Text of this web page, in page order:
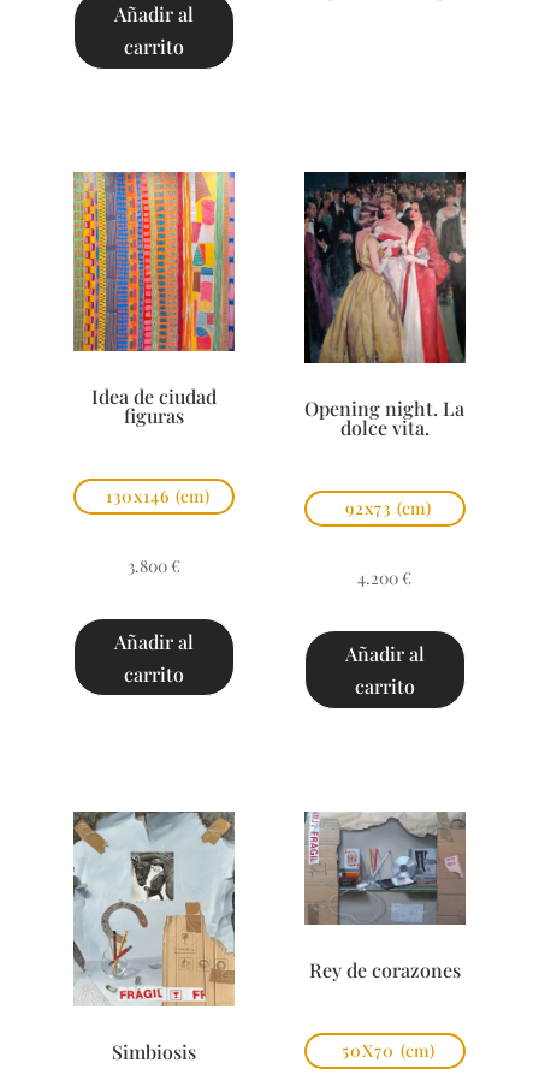
Añadir al
carrito
Idea de ciudad
figuras
130x146 (cm)
3.800 €
Añadir al
carrito
Opening night. La
dolce vita.
92x73 (cm)
4.200 €
Añadir al
carrito
Simbiosis
Rey de corazones
50X70 (cm)